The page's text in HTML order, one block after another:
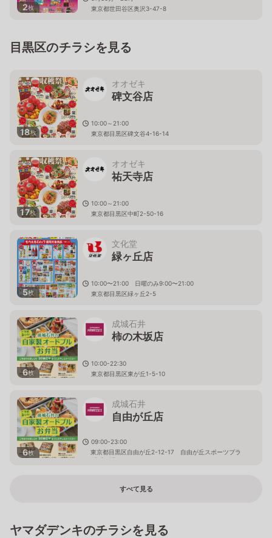
2枚
東京都世田谷区奥沢3-47-8
目黒区のチラシを見る
18枚
オオゼキ
碑文谷店
10:00～21:00
東京都目黒区碑文谷4-16-14
17枚
オオゼキ
祐天寺店
10:00～21:00
東京都目黒区中町2-50-16
5枚
文化堂
緑ヶ丘店
10:00〜21:00 日曜のみ9:00〜21:00
東京都目黒区緑ヶ丘2-5
6枚
成城石井
柿の木坂店
10:00-22:30
東京都目黒区東が丘1-5-10
6枚
成城石井
自由が丘店
09:00-23:00
東京都目黒区自由が丘2-12-17 自由が丘スポーツプラ
ザビル1F
すべて見る
ヤマダデンキのチラシを見る